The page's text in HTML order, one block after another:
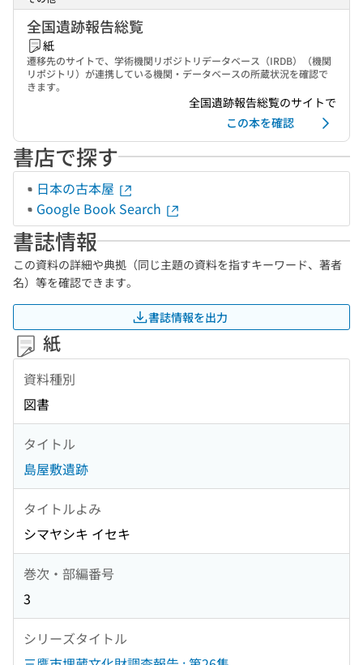
全国遺跡報告総覧
紙
遷移先のサイトで、学術機関リポジトリデータベース（IRDB）（機関
リポジトリ）が連携している機関・データベースの所蔵状況を確認で
きます。
全国遺跡報告総覧のサイトで
この本を確認
書店で探す
日本の古本屋
Google Book Search
書誌情報
この資料の詳細や典拠（同じ主題の資料を指すキーワード、著者
名）等を確認できます。
書誌情報を出力
紙
資料種別
図書
タイトル
島屋敷遺跡
タイトルよみ
シマヤシキ イセキ
巻次・部編番号
3
シリーズタイトル